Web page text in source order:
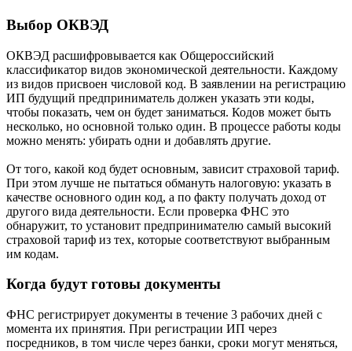
Выбор ОКВЭД
ОКВЭД расшифровывается как Общероссийский
классификатор видов экономической деятельности. Каждому
из видов присвоен числовой код. В заявлении на регистрацию
ИП будущий предприниматель должен указать эти коды,
чтобы показать, чем он будет заниматься. Кодов может быть
несколько, но основной только один. В процессе работы коды
можно менять: убирать одни и добавлять другие.
От того, какой код будет основным, зависит страховой тариф.
При этом лучше не пытаться обмануть налоговую: указать в
качестве основного один код, а по факту получать доход от
другого вида деятельности. Если проверка ФНС это
обнаружит, то установит предпринимателю самый высокий
страховой тариф из тех, которые соответствуют выбранным
им кодам.
Когда будут готовы документы
ФНС регистрирует документы в течение 3 рабочих дней с
момента их принятия. При регистрации ИП через
посредников, в том числе через банки, сроки могут меняться,